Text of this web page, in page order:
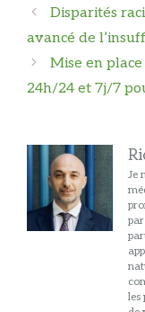
Navigation
des
articles
Disparités
avancé de
Mise en
24h/24 et 7j/7
Je
les